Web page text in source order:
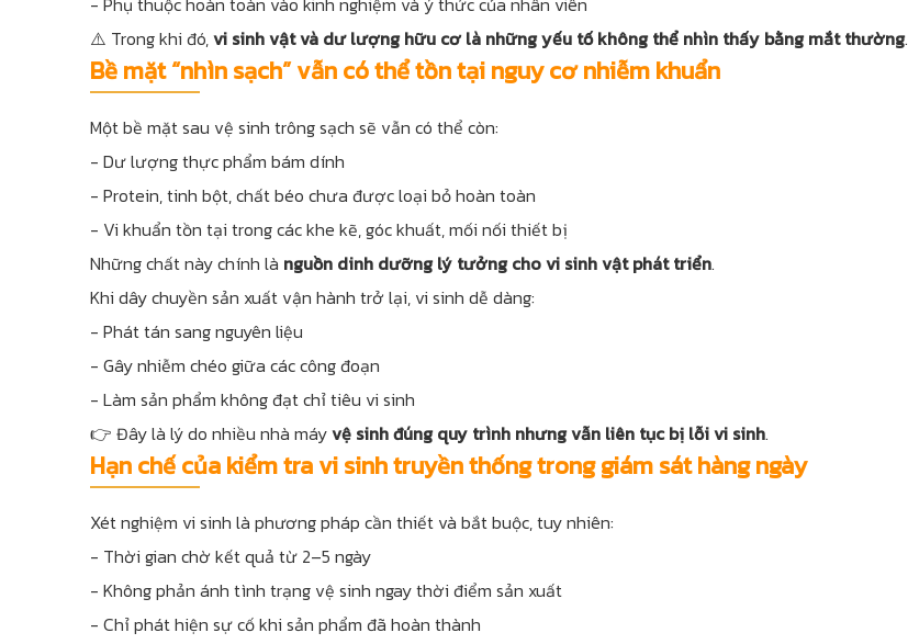
⚠️ Trong khi đó,vi sinh vật và dư lượng hữu cơ là những yếu tố không thể nhìn thấy bằng mắt thường.
Bề mặt “nhìn sạch” vẫn có thể tồn tại nguy cơ nhiễm khuẩn
Một bề mặt sau vệ sinh trông sạch sẽ vẫn có thể còn:
- Dư lượng thực phẩm bám dính
- Protein, tinh bột, chất béo chưa được loại bỏ hoàn toàn
- Vi khuẩn tồn tại trong các khe kẽ, góc khuất, mối nối thiết bị
Những chất này chính là nguồn dinh dưỡng lý tưởng cho vi sinh vật phát triển.
Khi dây chuyền sản xuất vận hành trở lại, vi sinh dễ dàng:
- Phát tán sang nguyên liệu
- Gây nhiễm chéo giữa các công đoạn
- Làm sản phẩm không đạt chỉ tiêu vi sinh
👉 Đây là lý do nhiều nhà máyvệ sinh đúng quy trình nhưng vẫn liên tục bị lỗi vi sinh.
Hạn chế của kiểm tra vi sinh truyền thống trong giám sát hàng ngày
Xét nghiệm vi sinh là phương pháp cần thiết và bắt buộc, tuy nhiên:
- Thời gian chờ kết quả từ 2–5 ngày
- Không phản ánh tình trạng vệ sinh ngay thời điểm sản xuất
- Chỉ phát hiện sự cố khi sản phẩm đã hoàn thành